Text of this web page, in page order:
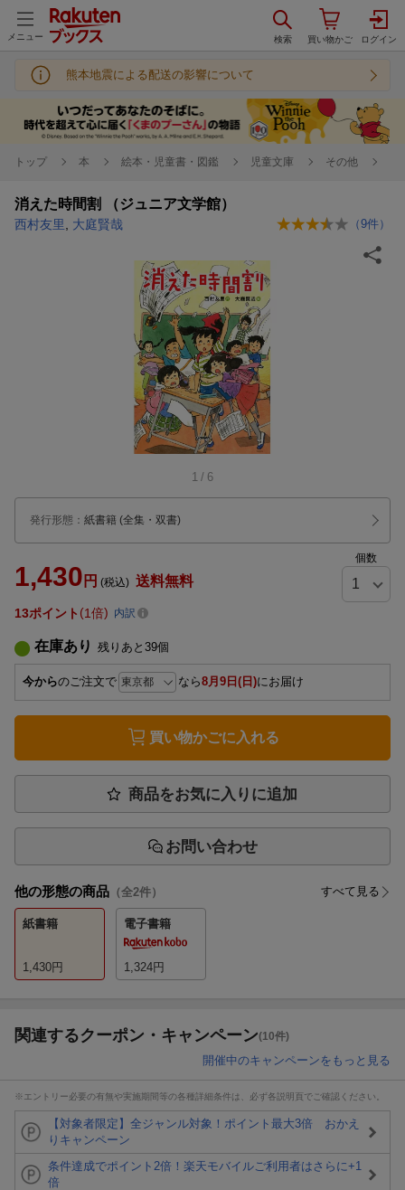
メニュー
熊本地震による配送の影響について
トップ 本 絵本・児童書・図鑑 児童文庫 その他
消えた時間割 （ジュニア文学館）
西村友里 大庭賢哉 （9件）
1 / 6
発行形態 ： 紙書籍 (全集・双書)
1,430 円 (税込) 送料無料
個数
13ポイント 1倍 内訳
在庫あり 残りあと 39個
今からのご注文で なら8月9日(日)にお届け
買い物かごに入れる
商品をお気に入りに追加
お問い合わせ
他の形態の商品 （全2件） すべて見る
紙書籍
1,430円
電子書籍
1,324円
関連するクーポン・キャンペーン(10件)
開催中のキャンペーンをもっと見る
※エントリー必要の有無や実施期間等の各種詳細条件は、必ず各説明頁でご確認ください。
【対象者限定】全ジャンル対象！ポイント最大3倍 おかえ
りキャンペーン
条件達成でポイント2倍！楽天モバイルご利用者はさらに+1
倍